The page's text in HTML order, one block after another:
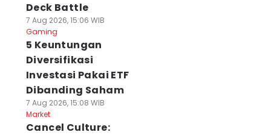
Deck Battle
7 Aug 2026, 15:06 WIB
Gaming
5 Keuntungan
Diversifikasi
Investasi Pakai ETF
Dibanding Saham
7 Aug 2026, 15:08 WIB
Market
Cancel Culture: